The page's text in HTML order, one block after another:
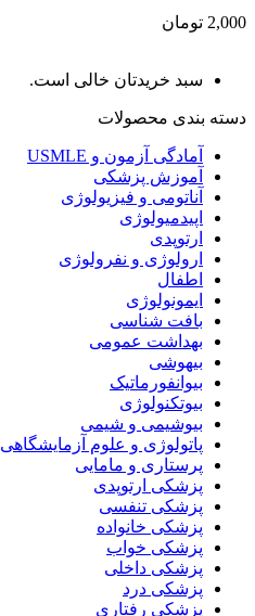
2,000 تومان
سبد خریدتان خالی است.
دسته بندی محصولات
آمادگی آزمون و USMLE
آموزش پزشکی
آناتومی و فیزیولوژی
اپیدمیولوژی
ارتوپدی
ارولوژی و نفرولوژی
اطفال
ایمونولوژی
بافت شناسی
بهداشت عمومی
بیهوشی
بیوانفورماتیک
بیوتکنولوژی
بیوشیمی و شیمی
پاتولوژی و علوم آزمایشگاهی
پرستاری و مامایی
پزشکی ارتوپدی
پزشکی تنفسی
پزشکی خانواده
پزشکی خواب
پزشکی داخلی
پزشکی درد
پزشکی رفتاری